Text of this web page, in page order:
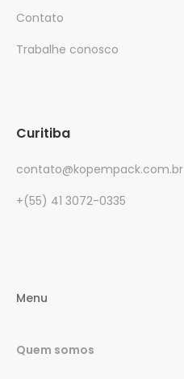
Contato
Trabalhe conosco
Curitiba
contato@kopempack.com.br
+(55) 41 3072-0335
Menu
Quem somos